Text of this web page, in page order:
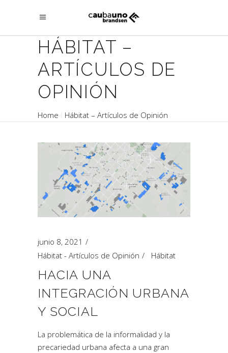
HÁBITAT –
ARTÍCULOS DE
OPINIÓN
Home Hábitat – Artículos de Opinión
junio 8, 2021
Hábitat - Artículos de Opinión
Hábitat
HACIA UNA
INTEGRACIÓN URBANA
Y SOCIAL
La problemática de la informalidad y la
precariedad urbana afecta a una gran